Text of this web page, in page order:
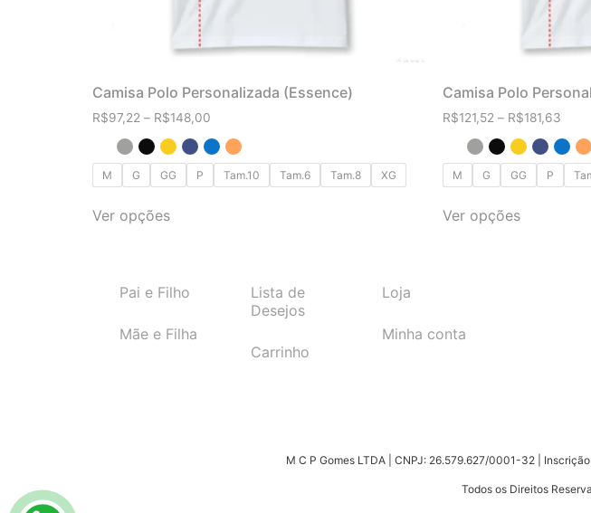
Camisa Polo Personalizada (Essence)
R$97,22 – R$148,00
M G GG P Tam.10 Tam.6 Tam.8 XG
Ver opções
Camisa Polo
R$121,52 – R$181,63
M G GG P
Ver opções
Pai e Filho
Mãe e Filha
Lista de
Desejos
Carrinho
Loja
Minha conta
M C P Gomes LTDA | CNPJ: 26.579.627/0001-32 |
Todos os Direitos